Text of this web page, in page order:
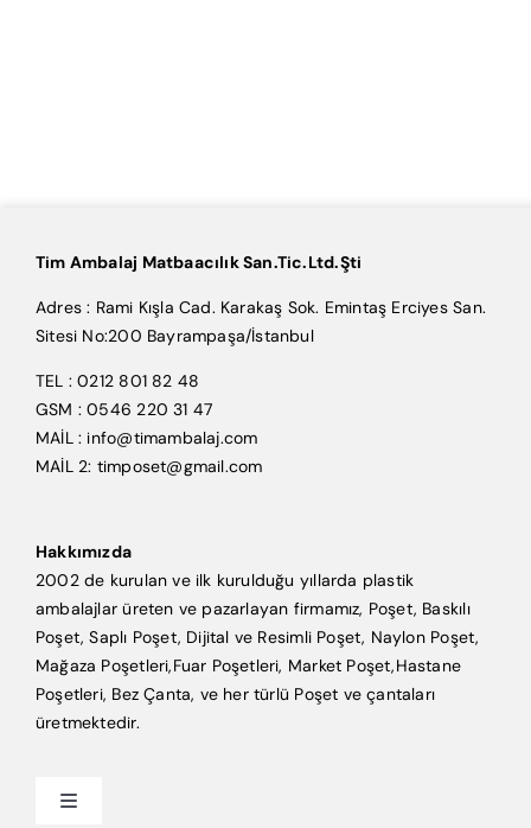
Tim Ambalaj Matbaacılık San.Tic.Ltd.Şti
Adres : Rami Kışla Cad. Karakaş Sok. Emintaş Erciyes San.
Sitesi No:200 Bayrampaşa/İstanbul
TEL : 0212 801 82 48
GSM : 0546 220 31 47
MAİL : info@timambalaj.com
MAİL 2: timposet@gmail.com
Hakkımızda
2002 de kurulan ve ilk kurulduğu yıllarda plastik
ambalajlar üreten ve pazarlayan firmamız, Poşet, Baskılı
Poşet, Saplı Poşet, Dijital ve Resimli Poşet, Naylon Poşet,
Mağaza Poşetleri,Fuar Poşetleri, Market Poşet,Hastane
Poşetleri, Bez Çanta, ve her türlü Poşet ve çantaları
üretmektedir.
Toggle